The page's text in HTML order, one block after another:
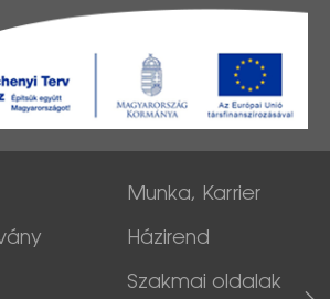
Munka, Karrier
Házirend
Szakmai oldalak